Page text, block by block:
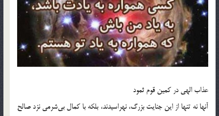
عذاب الهي در كمين قوم ثمود
آنها نه تنها از اين جنايت بزرگ، نهراسيدند، ‌بلكه با كمال بي‎شرمي نزد صالح